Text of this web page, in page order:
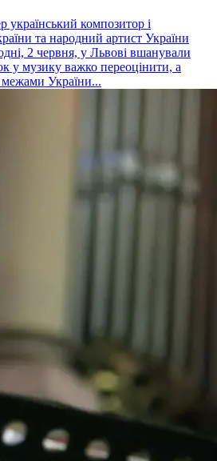
український композитор і
та народний артист України
2 червня, у Львові вшанували
у музику важко переоцінити, а
межами України...